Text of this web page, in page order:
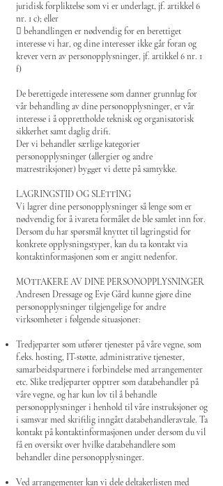
juridisk forpliktelse som vi er underlagt, jf. artikkel 6
nr. 1 c); eller
 behandlingen er nødvendig for en berettiget
interesse vi har, og dine interesser ikke går foran og
krever vern av personopplysninger, jf. artikkel 6 nr. 1
f)
De berettigede interessene som danner grunnlag for
vår behandling av dine personopplysninger, er vår
interesse i å opprettholde teknisk og organisatorisk
sikkerhet samt daglig drift.
Der vi behandler særlige kategorier
personopplysninger (allergier og andre
matrestriksjoner) bygger vi dette på samtykke.
LAGRINGSTID OG SLETTING
Vi lagrer dine personopplysninger så lenge som er
nødvendig for å ivareta formålet de ble samlet inn for.
Dersom du har spørsmål knyttet til lagringstid for
konkrete opplysningstyper, kan du ta kontakt via
kontaktinformasjonen som er angitt nedenfor.
MOTTAKERE AV DINE PERSONOPPLYSNINGER
Andresen Dressage og Evje Gård kunne gjøre dine
personopplysninger tilgjengelige for andre
virksomheter i følgende situasjoner:
Tredjeparter som utfører tjenester på våre vegne, som
f.eks. hosting, IT-støtte, administrative tjenester,
samarbeidspartnere i forbindelse med arrangementer
etc. Slike tredjeparter opptrer som databehandler på
våre vegne, og har kun lov til å behandle
personopplysninger i henhold til våre instruksjoner og
i samsvar med skriftlig inngått databehandleravtale. Ta
kontakt på kontaktinformasjonen under dersom du vil
få en oversikt over hvilke databehandlere som
behandler dine personopplysninger.
Ved arrangementer kan vi dele deltakerlisten med